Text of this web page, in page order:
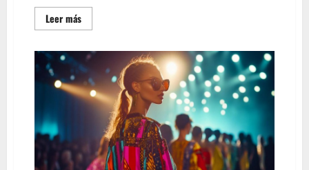
Leer másLeer
más
Cómo
encontrar
las
mejores
opciones
de
compra
equipamiento
deportivo
de
montaña